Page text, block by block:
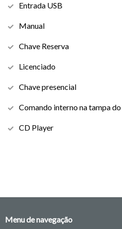
Entrada USB
Manual
Chave Reserva
Licenciado
Chave presencial
Comando interno na tampa
CD Player
Menu de navegação